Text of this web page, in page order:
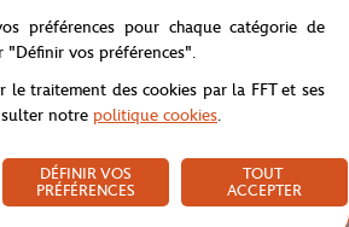
subtiles, il offre un mélange parfait de
préférences pour chaque catégorie de
"Définir vos préférences".
le traitement des cookies par la FFT et ses
notre politique cookies.
DÉFINIR VOS
PRÉFÉRENCES
TOUT
ACCEPTER